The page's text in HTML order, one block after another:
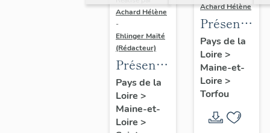
Achard Hélène
-
Ehlinger Maïté
(Rédacteur)
Présentation
du
patrimoine
industriel
Pays de la
Loire >
Maine-et-
Loire >
Achard Hélène
du
patrimoine
industriel
de la
commune
de
Pays de la
Loire >
Maine-et-
Loire >
Torfou